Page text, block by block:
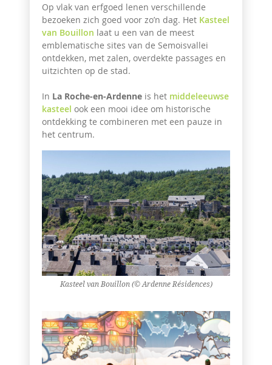
Op vlak van erfgoed lenen verschillende
bezoeken zich goed voor zo’n dag. Het Kasteel
van Bouillon laat u een van de meest
emblematische sites van de Semoisvallei
ontdekken, met zalen, overdekte passages en
uitzichten op de stad.
In La Roche-en-Ardenne is het middeleeuwse
kasteel ook een mooi idee om historische
ontdekking te combineren met een pauze in
het centrum.
Kasteel van Bouillon (© Ardenne Résidences)